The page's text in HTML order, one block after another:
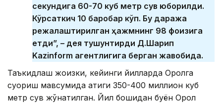
секундига 60-70 куб метр сув юборилди.
Кўрсаткич 10 баробар кўп. Бу даража
режалаштирилган ҳажмнинг 98 фоизига
етди”, – дея тушунтирди Д.Шарип
Kazinform агентлигига берган жавобида.
Таъкидлаш жоизки, кейинги йилларда Оролга
суғориш мавсумида атиги 350-400 миллион куб
метр сув жўнатилган. Йил бошидан буён Орол